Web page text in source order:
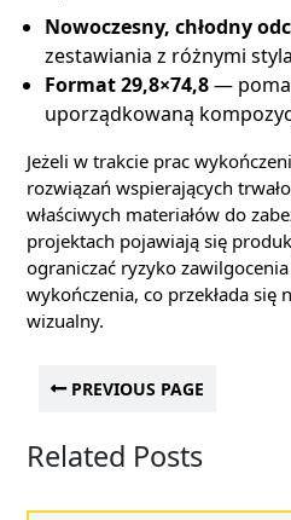
Nowoczesny, chłodny
zestawiania z różnymi
Format 29,8×74,8—
uporządkowaną
Jeżeli w trakcie prac
rozwiązań wspierających
właściwych materiałów do
projektach pojawiają się
ograniczać ryzyko
wykończenia, co przekłada się
wizualny.
PREVIOUS PAGE
Related Posts